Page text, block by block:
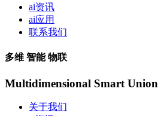
ai资讯
ai应用
联系我们
多维 智能 物联
Multidimensional Smart Union
关于我们